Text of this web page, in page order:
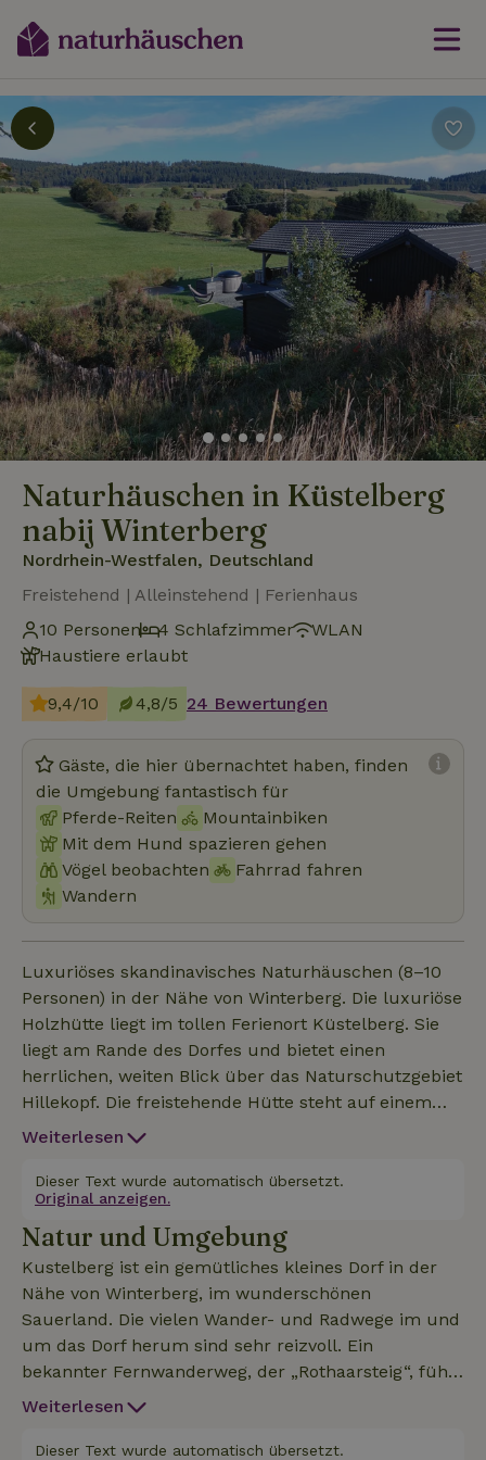
Naturhäuschen in Küstelberg
nabij Winterberg
Nordrhein-Westfalen, Deutschland
Freistehend | Alleinstehend | Ferienhaus
10 Personen
4 Schlafzimmer
WLAN
Haustiere erlaubt
9,4/10 4,8/5 24 Bewertungen
Gäste, die hier übernachtet haben, finden
die Umgebung fantastisch für
Pferde-Reiten
Mountainbiken
Mit dem Hund spazieren gehen
Vögel beobachten
Fahrrad fahren
Wandern
Luxuriöses skandinavisches Naturhäuschen (8–10
Personen) in der Nähe von Winterberg. Die luxuriöse
Holzhütte liegt im tollen Ferienort Küstelberg. Sie
liegt am Rande des Dorfes und bietet einen
herrlichen, weiten Blick über das Naturschutzgebiet
Hillekopf. Die freistehende Hütte steht auf einem
1100 m² großen Grundstück und verfügt über einen
kannst du die Stille, die Ruhe und die
atemberaubende Aussicht in vollen Zügen
genießen. Gemeinsam ein Gläschen Wein im
Whirlpool unter einem klaren Sternenhimmel
genießen oder gemütlich zu viert am robusten
Esstisch auf der Veranda entspannen. Wer würde
das nicht wollen! Das Naturhäuschen ist ebenerdig,
mit allem Komfort ausgestattet und stimmungsvoll
Wohnzimmer mit einer hohen Holzbalkendecke und
eine offene Küche mit moderner Ausstattung.
Weiterlesen
Dieser Text wurde automatisch übersetzt.
Original anzeigen.
Natur und Umgebung
Kustelberg ist ein gemütliches kleines Dorf in der
Nähe von Winterberg, im wunderschönen
Sauerland. Die vielen Wander- und Radwege im und
um das Dorf herum sind sehr reizvoll. Ein
bekannter Fernwanderweg, der „Rothaarsteig“, führt
durch das Dorf. Mitten im Dorf und am Dorfrand
kurze und mittellange Wanderungen. Es ist ein
Weiterlesen
Dieser Text wurde automatisch übersetzt.